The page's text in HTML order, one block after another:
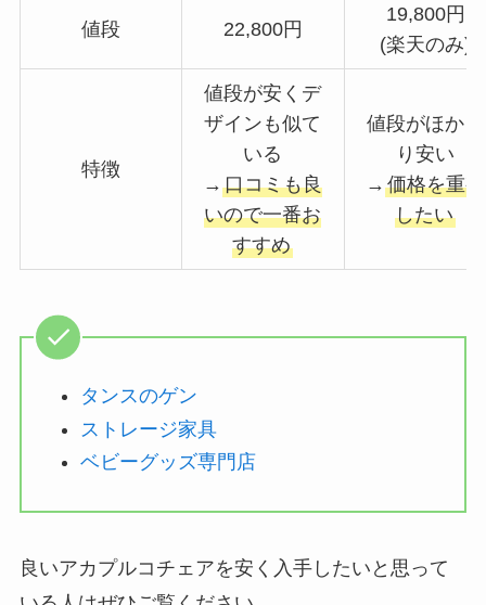
値段 22,800円
19,800円
(楽天のみ)
特徴
値段が安くデ
ザインも似て
いる
→口コミも良
いので一番お
すすめ
値段がほかよ
り安い
→価格を重視
したい
タンスのゲン
ストレージ家具
ベビーグッズ専門店
良いアカプルコチェアを安く入手したいと思って